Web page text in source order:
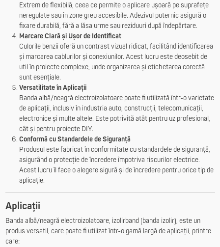
Extrem de flexibilă, ceea ce permite o aplicare ușoară pe suprafețe
neregulate sau în zone greu accesibile. Adezivul puternic asigură o
fixare durabilă, fără a lăsa urme sau reziduuri după îndepărtare.
Marcare Clară și Ușor de Identificat
Culorile benzii oferă un contrast vizual ridicat, facilitând identificarea
și marcarea cablurilor și conexiunilor. Acest lucru este deosebit de
util în proiecte complexe, unde organizarea și etichetarea corectă
sunt esențiale.
Versatilitate în Aplicații
Banda albă/neagră electroizolatoare poate fi utilizată într-o varietate
de aplicații, inclusiv în industria auto, construcții, telecomunicații,
electronice și multe altele. Este potrivită atât pentru uz profesional,
cât și pentru proiecte DIY.
Conformă cu Standardele de Siguranță
Produsul este fabricat în conformitate cu standardele de siguranță,
asigurând o protecție de încredere împotriva riscurilor electrice.
Acest lucru îl face o alegere sigură și de încredere pentru orice tip de
aplicație.
Aplicații
Banda albă/neagră electroizolatoare, izolirband (banda izolir), este un
produs versatil, care poate fi utilizat într-o gamă largă de aplicații, printre
care: